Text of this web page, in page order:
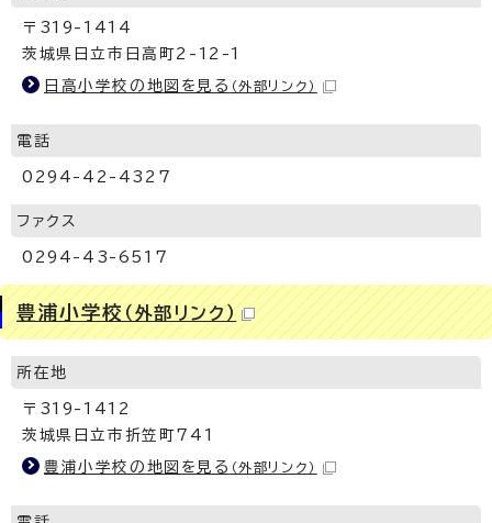
〒319-1414
茨城県日立市日高町2-12-1
日高小学校の地図を見る （外部リンク）
電話
0294-42-4327
ファクス
0294-43-6517
豊浦小学校 （外部リンク）
所在地
〒319-1412
茨城県日立市折笠町741
豊浦小学校の地図を見る （外部リンク）